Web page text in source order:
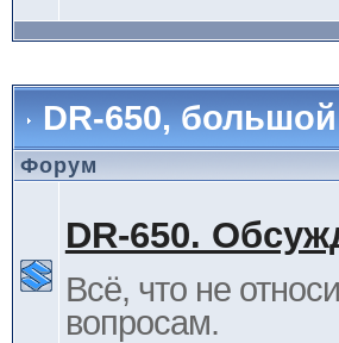
DR-650,
Форум
DR-650.
Всё, что не
вопросам.